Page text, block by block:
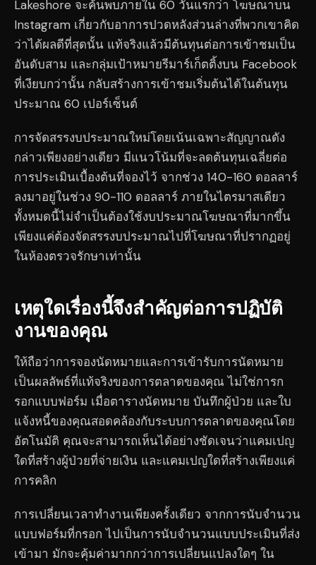
Lakeshore จะค้นพบภายใน 60 วันแรกว่า โฆษณาบน
Instagram เกี่ยวกับอาการปวดหลังส่วนล่างที่พวกเขาคิด
ว่าได้ผลดีที่สุดนั้น แท้จริงแล้วมีต้นทุนต่อการเข้าชมเป็น
อันดับสาม และกลุ่มเป้าหมายรีมาร์เก็ตติ้งบน Facebook
ที่เงียบกว่านั้น กลับสร้างการเข้าชมเริ่มต้นได้ในต้นทุน
ประมาณ 60 เปอร์เซ็นต์
การจัดสรรงบประมาณใหม่โดยเน้นเฉพาะสัญญาณดัง
กล่าวเพียงอย่างเดียว มีแนวโน้มที่จะลดต้นทุนเฉลี่ยต่อ
การประเมินเบื้องต้นที่จองไว้ จากช่วง 140-160 ดอลลาร์
ลงมาอยู่ในช่วง 90-110 ดอลลาร์ ภายในไตรมาสเดียว
ทั้งหมดนี้ไม่จำเป็นต้องใช้งบประมาณโฆษณาที่มากขึ้น
เพียงแค่ต้องจัดสรรงบประมาณไปที่โฆษณาที่ปรากฏอยู่
ในห้องตรวจรักษาเท่านั้น
เหตุใดเรื่องนี้จึงสำคัญต่อการปฏิบัติ
งานของคุณ
ให้ถือว่าการจองนัดหมายและการเข้ารับการนัดหมาย
เป็นผลลัพธ์ที่แท้จริงของการตลาดของคุณ ไม่ใช่การก
รอกแบบฟอร์ม เมื่อตารางนัดหมาย บันทึกผู้ป่วย และใบ
แจ้งหนี้ของคุณสอดคล้องกับระบบการตลาดของคุณโดย
อัตโนมัติ คุณจะสามารถเห็นได้อย่างชัดเจนว่าแคมเปญ
ใดที่สร้างผู้ป่วยที่จ่ายเงิน และแคมเปญใดที่สร้างเพียงแค่
การคลิก
การเปลี่ยนเวลาทำงานเพียงครั้งเดียว จากการนับจำนวน
แบบฟอร์มที่กรอก ไปเป็นการนับจำนวนแบบประเมินที่ส่ง
เข้ามา มักจะคุ้มค่ามากกว่าการเปลี่ยนแปลงใดๆ ใน